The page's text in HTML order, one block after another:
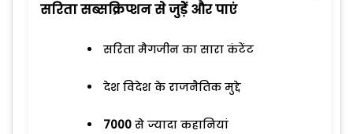
सरिता सब्सक्रिप्शन से जुड़ेें और पाएं
सरिता मैगजीन का सारा कंटेंट
देश विदेश के राजनैतिक मुद्दे
7000से ज्यादा कहानियां